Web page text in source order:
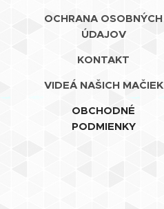
OCHRANA OSOBNÝCH
ÚDAJOV
KONTAKT
VIDEÁ NAŠICH MAČIEK
OBCHODNÉ
PODMIENKY